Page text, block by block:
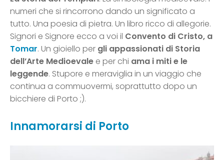
numeri che si rincorrono dando un significato a
tutto. Una poesia di pietra. Un libro ricco di allegorie.
Signori e Signore ecco a voi il Convento di Cristo, a
Tomar. Un gioiello per gli appassionati di Storia
dell’Arte Medioevale e per chi ama i miti e le
leggende. Stupore e meraviglia in un viaggio che
continua a commuovermi, soprattutto dopo un
bicchiere di Porto ;).
Innamorarsi di Porto